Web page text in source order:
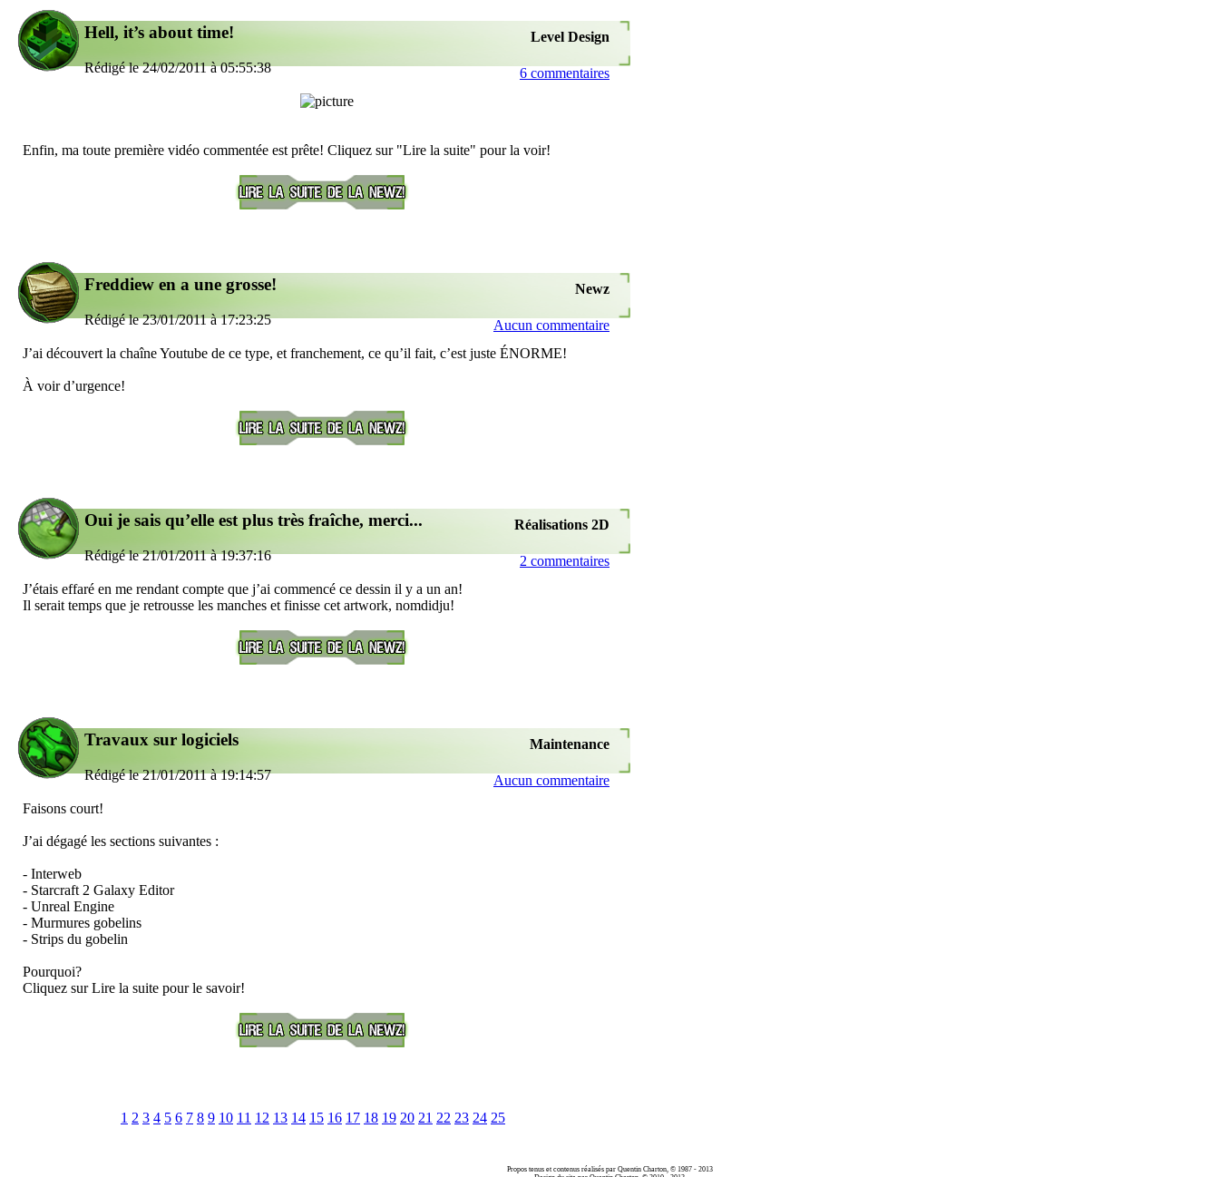
Level Design
6 commentaires
Hell, it’s about time!
Rédigé le 24/02/2011 à 05:55:38
Enfin, ma toute première vidéo commentée est prête! Cliquez sur "Lire la suite" pour la voir!
Newz
Aucun commentaire
Freddiew en a une grosse!
Rédigé le 23/01/2011 à 17:23:25
J’ai découvert la chaîne Youtube de ce type, et franchement, ce qu’il fait, c’est juste ÉNORME!
À voir d’urgence!
Réalisations 2D
2 commentaires
Oui je sais qu’elle est plus très fraîche, merci...
Rédigé le 21/01/2011 à 19:37:16
J’étais effaré en me rendant compte que j’ai commencé ce dessin il y a un an!
Il serait temps que je retrousse les manches et finisse cet artwork, nomdidju!
Maintenance
Aucun commentaire
Travaux sur logiciels
Rédigé le 21/01/2011 à 19:14:57
Faisons court!
J’ai dégagé les sections suivantes :
- Interweb
- Starcraft 2 Galaxy Editor
- Unreal Engine
- Murmures gobelins
- Strips du gobelin
Pourquoi?
Cliquez sur Lire la suite pour le savoir!
1 2 3 4 5 6 7 8 9 10 11 12 13 14 15 16 17 18 19 20 21 22 23 24 25
Propos tenus et contenus réalisés par Quentin Charton, © 1987 - 2013